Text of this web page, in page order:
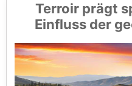
Terroir prägt
Einfluss der